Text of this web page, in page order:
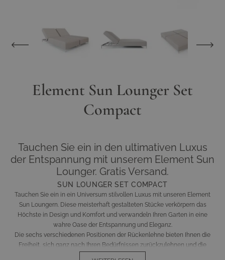
Element Sun Lounger Set
Compact
Tauchen Sie ein in den ultimativen Luxus
der Entspannung mit unserem Element Sun
Lounger. Gratis Versand.
SUN LOUNGER SET COMPACT
Tauchen Sie ein in ein Universum stilvollen Luxus mit unseren Element
Sun Loungern. Diese meisterhaft gestalteten Stücke verkörpern das
Höchste in Design und Komfort und verwandeln Ihren Garten in eine
wahre Oase der Entspannung und Eleganz.
Die sechs verschiedenen Positionen der Rückenlehne bieten Ihnen die
Freiheit, sich ganz nach Ihren Bedürfnissen zurückzulehnen und die